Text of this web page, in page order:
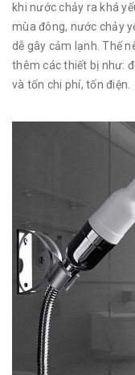
khi nước chảy ra khá
mùa đông, nước chảy
dễ gây cảm lạnh. Thế
thêm các thiết bị như:
và tốn chi phí, tốn điện.